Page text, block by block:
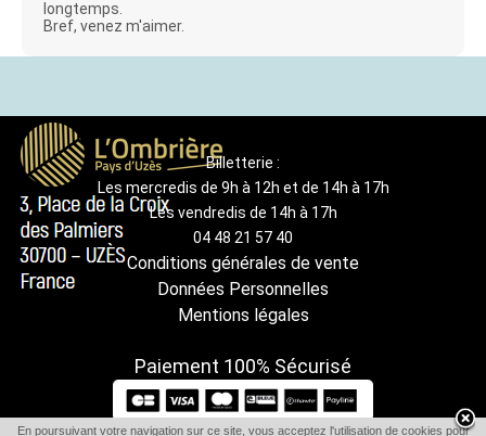
longtemps.
Bref, venez m'aimer.
Billetterie :
Les mercredis de 9h à 12h et de 14h à 17h
Les vendredis de 14h à 17h
04 48 21 57 40
Conditions générales de vente
Données Personnelles
Mentions légales
Paiement 100% Sécurisé
En poursuivant votre navigation sur ce site, vous acceptez l'utilisation de cookies pour